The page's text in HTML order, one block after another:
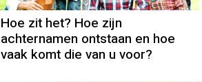
Hoe zit het? Hoe zijn
achternamen ontstaan en hoe
vaak komt die van u voor?